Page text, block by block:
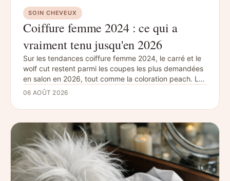
SOIN CHEVEUX
Coiffure femme 2024 : ce qui a
vraiment tenu jusqu'en 2026
Sur les tendances coiffure femme 2024, le carré et le
wolf cut restent parmi les coupes les plus demandées
en salon en 2026, tout comme la coloration peach. Le
baby bang et le buzz cut intégral, eux, sont
06 AOÛT 2026